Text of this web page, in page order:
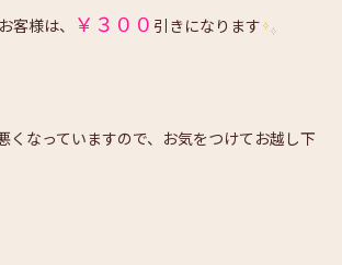
客様は、 ￥３００ 引きになります
くなっていますので、お気をつけてお越し下